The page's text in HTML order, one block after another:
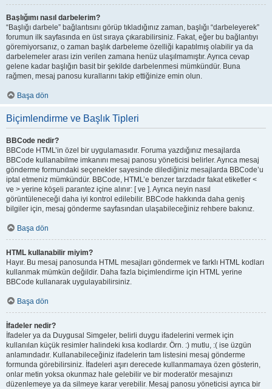
Başlığımı nasıl darbelerim?
“Başlığı darbele” bağlantısını görüp tıkladığınız zaman, başlığı “darbeleyerek”
forumun ilk sayfasında en üst sıraya çıkarabilirsiniz. Fakat, eğer bu bağlantıyı
göremiyorsanız, o zaman başlık darbeleme özelliği kapatılmış olabilir ya da
darbelemeler arası izin verilen zamana henüz ulaşılmamıştır. Ayrıca cevap
gelene kadar başlığın basit bir şekilde darbelenmesi mümkündür. Buna
rağmen, mesaj panosu kurallarını takip ettiğinize emin olun.
Başa dön
Biçimlendirme ve Başlık Tipleri
BBCode nedir?
BBCode HTML’in özel bir uygulamasıdır. Foruma yazdığınız mesajlarda
BBCode kullanabilme imkanını mesaj panosu yöneticisi belirler. Ayrıca mesaj
gönderme formundaki seçenekler sayesinde dilediğiniz mesajlarda BBCode’u
iptal etmeniz mümkündür. BBCode, HTML’e benzer tarzdadır fakat etiketler <
ve > yerine köşeli parantez içine alınır: [ ve ]. Ayrıca neyin nasıl
görüntüleneceği daha iyi kontrol edilebilir. BBCode hakkında daha geniş
bilgiler için, mesaj gönderme sayfasından ulaşabileceğiniz rehbere bakınız.
Başa dön
HTML kullanabilir miyim?
Hayır. Bu mesaj panosunda HTML mesajları göndermek ve farklı HTML kodları
kullanmak mümkün değildir. Daha fazla biçimlendirme için HTML yerine
BBCode kullanarak uygulayabilirsiniz.
Başa dön
İfadeler nedir?
İfadeler ya da Duygusal Simgeler, belirli duygu ifadelerini vermek için
kullanılan küçük resimler halindeki kısa kodlardır. Örn. :) mutlu, :( ise üzgün
anlamındadır. Kullanabileceğiniz ifadelerin tam listesini mesaj gönderme
formunda görebilirsiniz. İfadeleri aşırı derecede kullanmamaya özen gösterin,
onlar metin yoksa okunmaz hale gelebilir ve bir moderatör mesajınızı
düzenlemeye ya da silmeye karar verebilir. Mesaj panosu yöneticisi ayrıca bir